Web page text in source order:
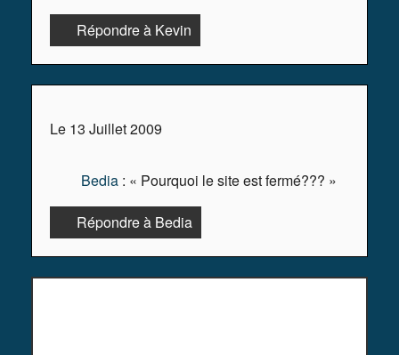
Répondre à Kevin
Le 13 Juillet 2009
Bedia : « Pourquoi le site est fermé??? »
Répondre à Bedia